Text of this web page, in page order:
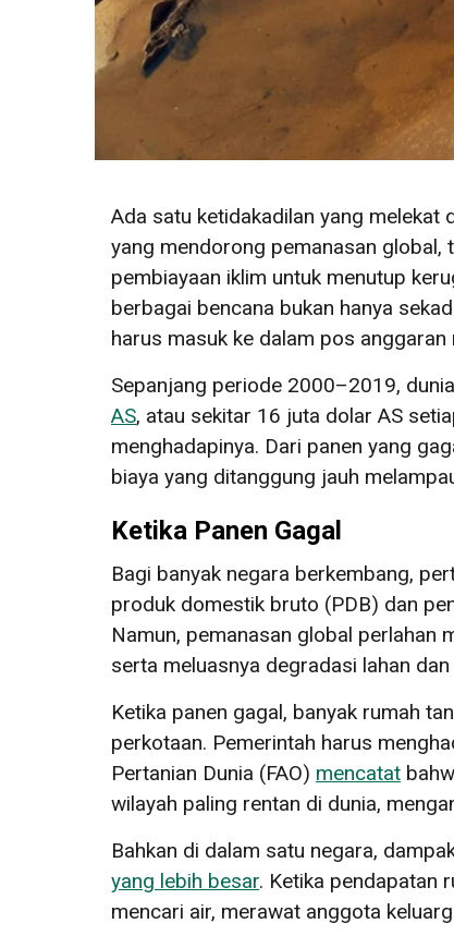
Ada satu ketidakadilan yang melekat
yang mendorong pemanasan global,
pembiayaan iklim untuk menutup
berbagai bencana bukan hanya
harus masuk ke dalam pos anggaran
Sepanjang periode 2000–2019,
AS, atau sekitar 16 juta dolar AS
menghadapinya. Dari panen yang
biaya yang ditanggung jauh
Ketika Panen Gagal
Bagi banyak negara berkembang,
produk domestik bruto (PDB) dan
Namun, pemanasan global perlahan
serta meluasnya degradasi lahan
Ketika panen gagal, banyak rumah
perkotaan. Pemerintah harus
Pertanian Dunia (FAO) mencatat
wilayah paling rentan di dunia,
Bahkan di dalam satu negara,
yang lebih besar. Ketika pendapatan
mencari air, merawat anggota